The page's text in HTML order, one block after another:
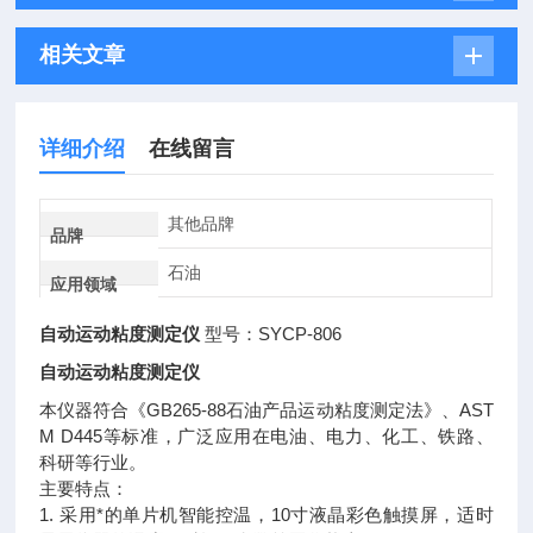
相关文章
详细介绍 在线留言
品牌
其他品牌
应用领域
石油
自动运动粘度测定仪 型号：SYCP-806
自动运动粘度测定仪
本仪器符合《GB265-88石油产品运动粘度测定法》、AST
M D445等标准，广泛应用在电油、电力、化工、铁路、
科研等行业。
主要特点：
1. 采用*的单片机智能控温，10寸液晶彩色触摸屏，适时